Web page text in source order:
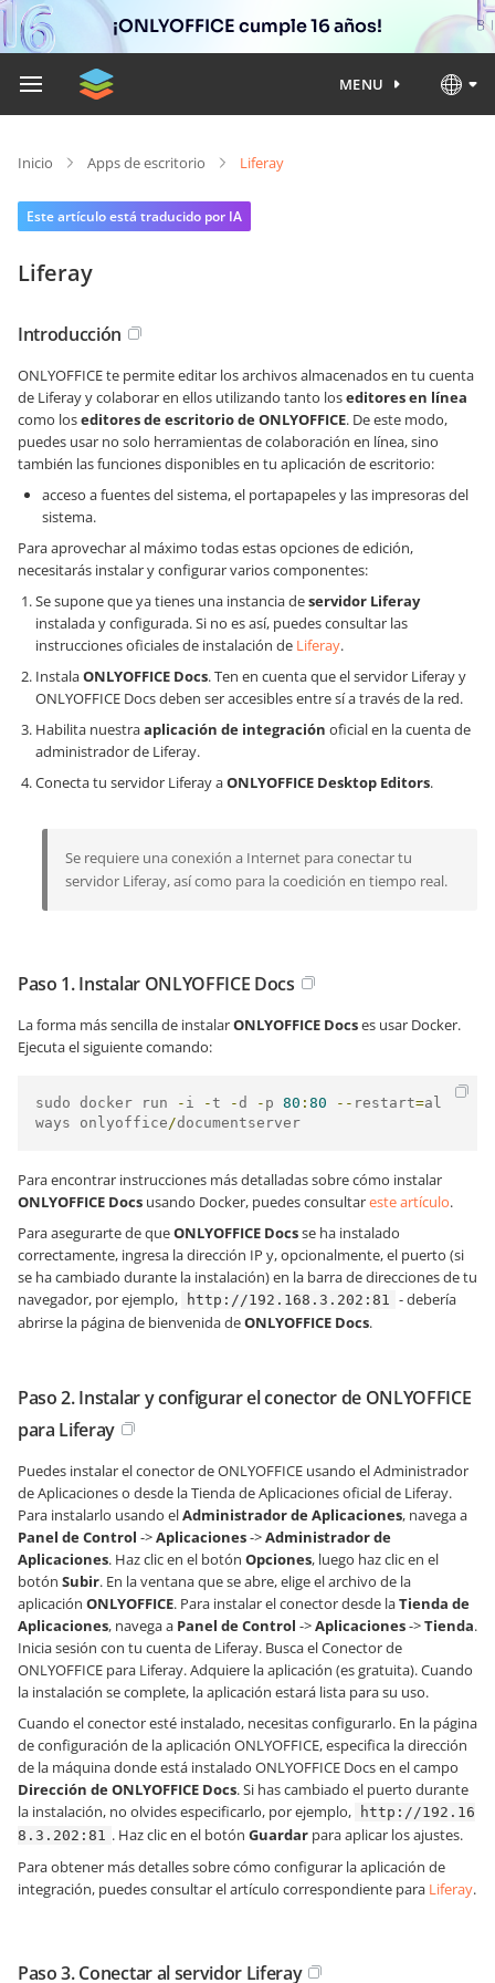
¡ONLYOFFICE cumple 16 años!
MENU
Inicio Apps de escritorio Liferay
Este artículo está traducido por IA
Liferay
Introducción
ONLYOFFICE te permite editar los archivos almacenados en tu cuenta
de Liferay y colaborar en ellos utilizando tanto loseditores en línea
como loseditores de escritorio de ONLYOFFICE. De este modo,
puedes usar no solo herramientas de colaboración en línea, sino
también las funciones disponibles en tu aplicación de escritorio:
acceso a fuentes del sistema, el portapapeles y las impresoras del
sistema.
Para aprovechar al máximo todas estas opciones de edición,
necesitarás instalar y configurar varios componentes:
Se supone que ya tienes una instancia deservidor Liferay
instalada y configurada. Si no es así, puedes consultar las
instrucciones oficiales de instalación de Liferay.
InstalaONLYOFFICE Docs. Ten en cuenta que el servidor Liferay y
ONLYOFFICE Docs deben ser accesibles entre sí a través de la red.
Habilita nuestraaplicación de integración oficial en la cuenta de
administrador de Liferay.
Conecta tu servidor Liferay aONLYOFFICE Desktop Editors.
Se requiere una conexión a Internet para conectar tu
servidor Liferay, así como para la coedición en tiempo real.
Paso 1. Instalar ONLYOFFICE Docs
La forma más sencilla de instalarONLYOFFICE Docses usar Docker.
Ejecuta el siguiente comando:
sudo docker run - i -t -d - p 80 : 80 -- restart=al
ways onlyoffice/documentserver
Para encontrar instrucciones más detalladas sobre cómo instalar
ONLYOFFICE Docs usando Docker, puedes consultareste artículo.
Para asegurarte de queONLYOFFICE Docsse ha instalado
correctamente, ingresa la dirección IP y, opcionalmente, el puerto (si
se ha cambiado durante la instalación) en la barra de direcciones de tu
navegador, por ejemplo,
http://192.168.3.202:81 - debería
abrirse la página de bienvenida deONLYOFFICE Docs.
Paso 2. Instalar y configurar el conector de ONLYOFFICE
para Liferay
Puedes instalar el conector de ONLYOFFICE usando el Administrador
de Aplicaciones o desde la Tienda de Aplicaciones oficial de Liferay.
Para instalarlo usando elAdministrador de Aplicaciones, navega a
Panel de Control ->Aplicaciones->Administrador de
Aplicaciones. Haz clic en el botón Opciones, luego haz clic en el
botón Subir. En la ventana que se abre, elige el archivo de la
aplicación ONLYOFFICE. Para instalar el conector desde laTienda de
Aplicaciones, navega a Panel de Control ->Aplicaciones->Tienda.
Inicia sesión con tu cuenta de Liferay. Busca el Conector de
ONLYOFFICE para Liferay. Adquiere la aplicación (es gratuita). Cuando
la instalación se complete, la aplicación estará lista para su uso.
Cuando el conector esté instalado, necesitas configurarlo. En la página
de configuración de la aplicación ONLYOFFICE, especifica la dirección
de la máquina donde está instalado ONLYOFFICE Docs en el campo
Dirección de ONLYOFFICE Docs. Si has cambiado el puerto durante
la instalación, no olvides especificarlo, por ejemplo,
http://192.16
8.3.202:81 . Haz clic en el botón Guardar para aplicar los ajustes.
Para obtener más detalles sobre cómo configurar la aplicación de
integración, puedes consultar el artículo correspondiente para Liferay.
Paso 3. Conectar al servidor Liferay